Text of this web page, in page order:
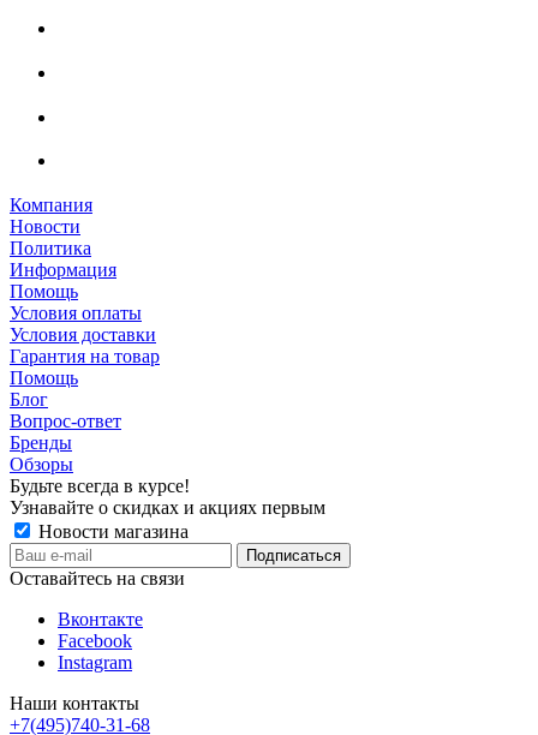
Компания
Новости
Политика
Информация
Помощь
Условия оплаты
Условия доставки
Гарантия на товар
Помощь
Блог
Вопрос-ответ
Бренды
Обзоры
Будьте всегда в курсе!
Узнавайте о скидках и акциях первым
Новости магазина
Оставайтесь на связи
Вконтакте
Facebook
Instagram
Наши контакты
+7(495)740-31-68